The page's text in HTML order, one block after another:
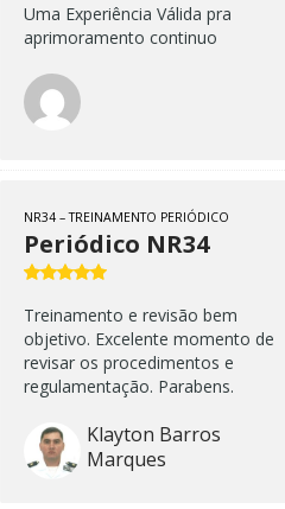
Uma Experiência Válida pra
aprimoramento continuo
NR34 – TREINAMENTO PERIÓDICO
Periódico NR34
Treinamento e revisão bem
objetivo. Excelente momento de
revisar os procedimentos e
regulamentação. Parabens.
Klayton Barros
Marques